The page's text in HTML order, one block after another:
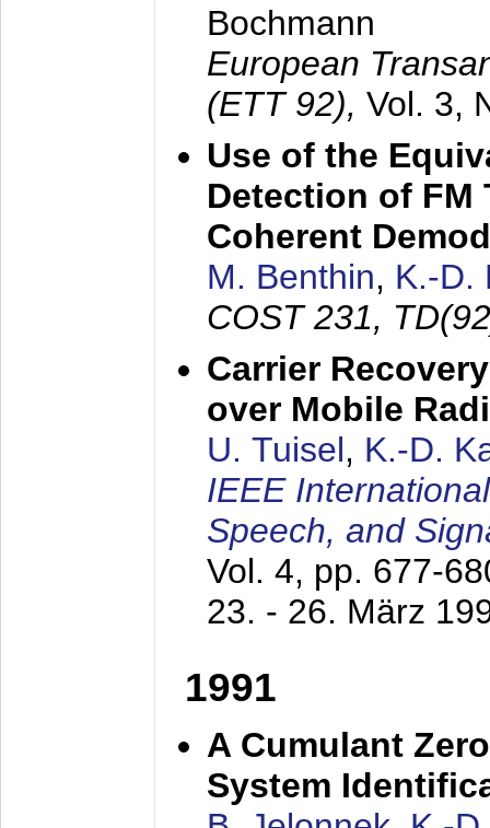
Bochmann
European
(ETT 92), Vol. 3,
Use of the
Detection of FM
Coherent
M. Benthin, K.-D.
COST 231,
Carrier
over Mobile
U. Tuisel, K.-D.
IEEE
Speech, and
Vol. 4, pp. 677-
23. - 26. März
1991
A Cumulant
System